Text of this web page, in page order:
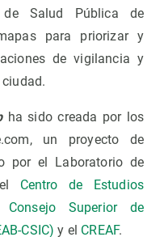
Salud Pública de
para priorizar y
de vigilancia y
ha sido creada por los
un proyecto de
por el Laboratorio de
Centro de Estudios
Superior de
CSIC) y el CREAF.